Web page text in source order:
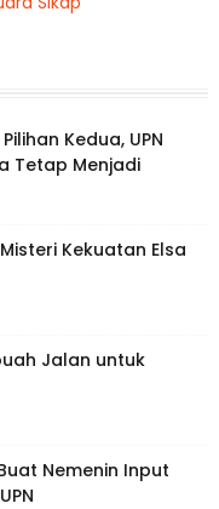
Kedua, UPN
Tetap Menjadi
Kekuatan Elsa
Jalan untuk
Nemenin Input